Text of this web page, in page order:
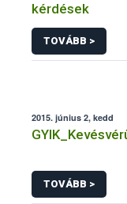
kérdések
TOVÁBB >
2015. június 2, kedd
TOVÁBB >